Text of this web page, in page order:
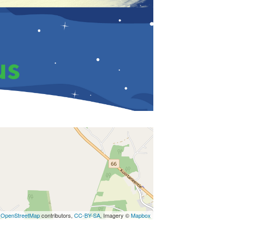
OpenStreetMapcontributors, CC-BY-SA, Imagery ©Mapbox